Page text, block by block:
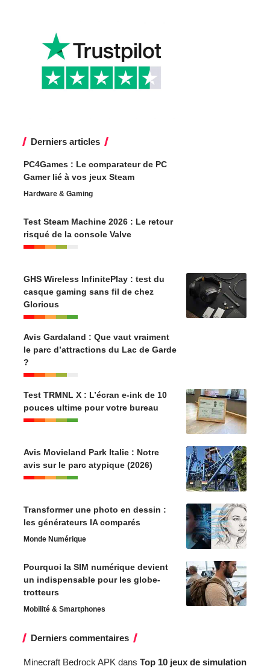
Derniers articles
PC4Games : Le comparateur de PC
Gamer lié à vos jeux Steam
Hardware & Gaming
Test Steam Machine 2026 : Le retour
risqué de la console Valve
GHS Wireless InfinitePlay : test du
casque gaming sans fil de chez
Glorious
Avis Gardaland : Que vaut vraiment
le parc d’attractions du Lac de Garde
?
Test TRMNL X : L’écran e-ink de 10
pouces ultime pour votre bureau
Avis Movieland Park Italie : Notre
avis sur le parc atypique (2026)
Transformer une photo en dessin :
les générateurs IA comparés
Monde Numérique
Pourquoi la SIM numérique devient
un indispensable pour les globe-
trotteurs
Mobilité & Smartphones
Derniers commentaires
Minecraft Bedrock APK dans Top 10 jeux de simulation